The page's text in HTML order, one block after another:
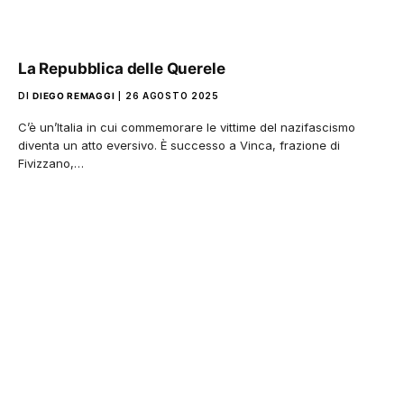
La Repubblica delle Querele
DI DIEGO REMAGGI 26 AGOSTO 2025
C’è un’Italia in cui commemorare le vittime del nazifascismo
diventa un atto eversivo. È successo a Vinca, frazione di
Fivizzano,…